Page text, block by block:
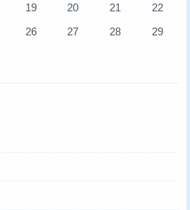
19 20 21
22
26 27 28
29